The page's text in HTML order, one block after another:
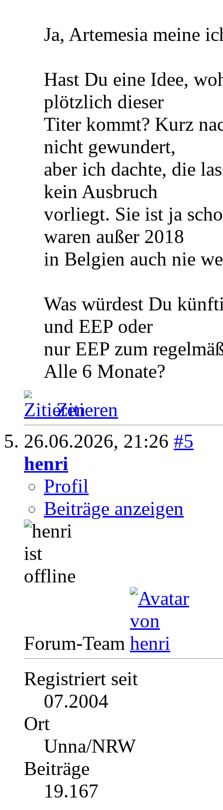
Ja, Artemesia meine
Hast Du eine Idee,
plötzlich dieser
Titer kommt? Kurz
nicht gewundert,
aber ich dachte, die
kein Ausbruch
vorliegt. Sie ist ja
waren außer 2018
in Belgien auch nie
Was würdest Du
und EEP oder
nur EEP zum
Alle 6 Monate?
Zitieren
26.06.2026, 21:26 #5
henri
Profil
Beiträge anzeigen
Forum-Team
Registriert seit
07.2004
Ort
Unna/NRW
Beiträge
19.167